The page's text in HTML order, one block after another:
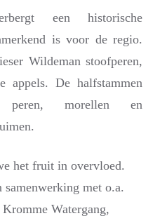
een historische
is voor de regio.
Wildeman stoofperen,
appels. De halfstammen
peren, morellen en
het fruit in overvloed.
met o.a.
Kromme Watergang,